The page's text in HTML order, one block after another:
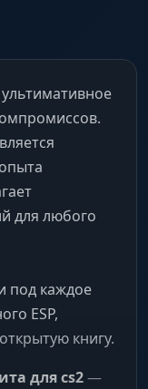
для любого
под каждое
ESP,
книгу.
для cs2—